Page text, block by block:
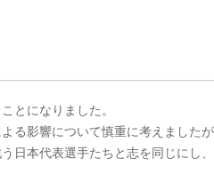
とになりました。
る影響について慎重に考えました
日本代表選手たちと志を同じにし